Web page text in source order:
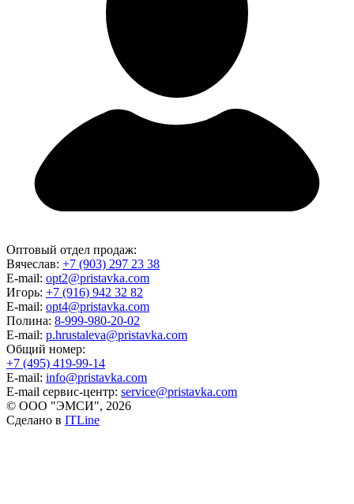
Оптовый отдел продаж:
Вячеслав: +7 (903) 297 23 38
E-mail: opt2@pristavka.com
Игорь: +7 (916) 942 32 82
E-mail: opt4@pristavka.com
Полина: 8-999-980-20-02
E-mail: p.hrustaleva@pristavka.com
Общий номер:
+7 (495) 419-99-14
E-mail: info@pristavka.com
E-mail сервис-центр: service@pristavka.com
© ООО "ЭМСИ", 2026
Сделано в ITLine